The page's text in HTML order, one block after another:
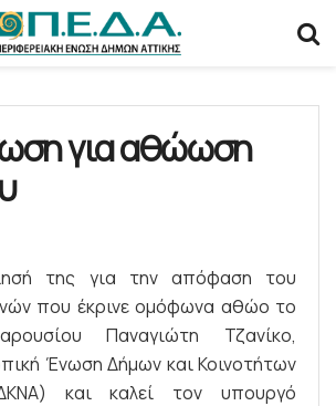
για αθώωση
της για την απόφαση του
που έκρινε ομόφωνα αθώο το
Παναγιώτη Τζανίκο,
Ένωση Δήμων και Κοινοτήτων
και καλεί τον υπουργό